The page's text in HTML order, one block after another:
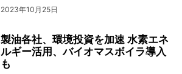
2023年10月25日
製油各社、環境投資を加速 水素エネ
ルギー活用、バイオマスボイラ導入
も